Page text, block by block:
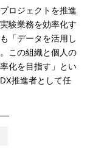
ロジェクトを推進
験業務を効率化す
「データを活用し
この組織と個人の
化を目指す」とい
推進者として任